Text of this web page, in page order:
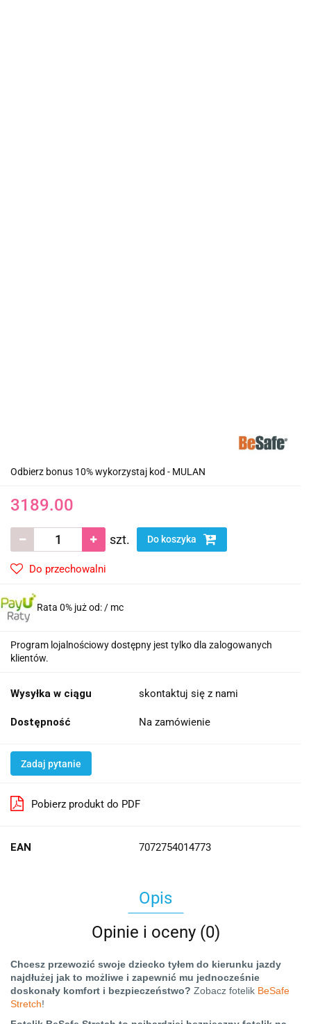
Odbierz bonus 10% wykorzystaj kod - MULAN
3189.00
szt. Do koszyka
Do przechowalni
Rata 0% już od:/ mc
Program lojalnościowy dostępny jest tylko dla zalogowanych
klientów.
Wysyłka w ciągu skontaktuj się z nami
Dostępność Na zamówienie
Zadaj pytanie
Pobierz produkt do PDF
EAN 7072754014773
Opis
Opinie i oceny (0)
Chcesz przewozić swoje dziecko tyłem do kierunku jazdy
najdłużej jak to możliwe i zapewnić mu jednocześnie
doskonały komfort i bezpieczeństwo? Zobacz fotelik BeSafe
Stretch!